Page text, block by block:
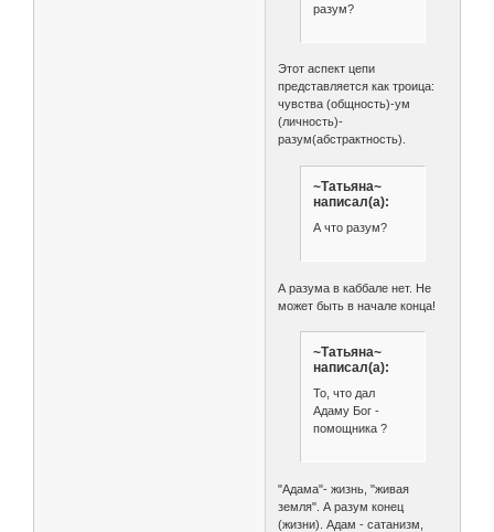
разум?
Этот аспект цепи
представляется как троица:
чувства (общность)-ум
(личность)-
разум(абстрактность).
~Татьяна~
написал(а):
А что разум?
А разума в каббале нет. Не
может быть в начале конца!
~Татьяна~
написал(а):
То, что дал
Адаму Бог -
помощника ?
"Адама"- жизнь, "живая
земля". А разум конец
(жизни). Адам - сатанизм,